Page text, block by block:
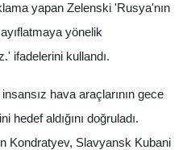
yapan Zelenski 'Rusya'nın
yönelik
ifadelerini kullandı.
hava araçlarının gece
hedef aldığını doğruladı.
Kondratyev, Slavyansk Kubani